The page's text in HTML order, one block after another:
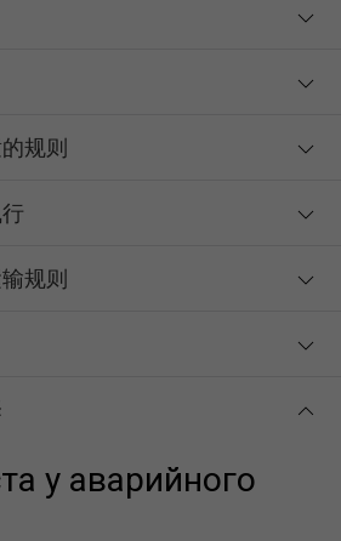
规则
规则
у аварийного